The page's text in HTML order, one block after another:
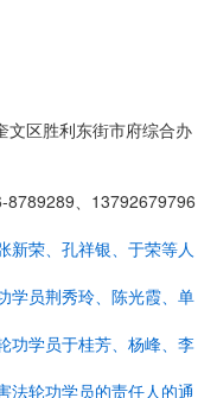
文区胜利东街市府综合办
8789289、13792679796
新荣、孔祥银、于荣等人
学员荆秀玲、陈光霞、单
功学员于桂芳、杨峰、李
法轮功学员的责任人的通